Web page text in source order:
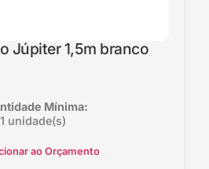
Júpiter 1,5m branco
Mínima:
1 unidade(s)
ao Orçamento